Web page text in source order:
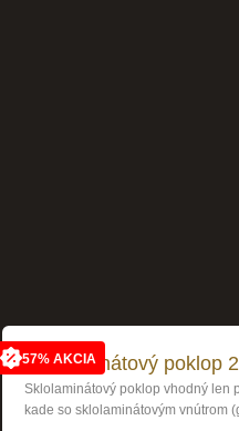
57% AKCIA
Sklolaminátový poklop
Sklolaminátový poklop vhodný len
kade so sklolaminátovým vnútrom